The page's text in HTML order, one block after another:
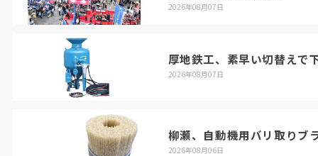
2026年08月07日
厚地鉄工、素早い切替えで
2026年08月07日
柳瀬、自動機用バリ取りブ
2026年08月06日